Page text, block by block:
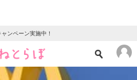
ンペーン実施中！